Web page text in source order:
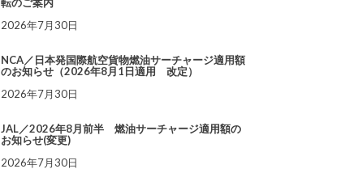
転のご案内
2026年7月30日
NCA／日本発国際航空貨物燃油サーチャージ適用額
のお知らせ（2026年8月1日適用 改定）
2026年7月30日
JAL／2026年8月前半 燃油サーチャージ適用額の
お知らせ(変更)
2026年7月30日